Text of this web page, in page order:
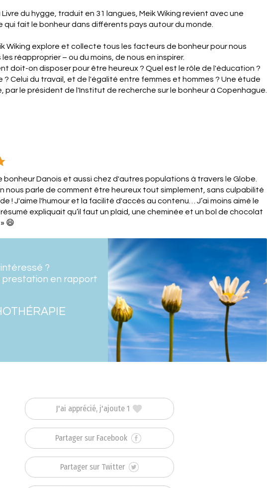
du hygge, traduit en 31 langues, Meik Wiking revient avec une
qui fait le bonheur dans différents pays autour du monde.
Wiking explore et collecte tous les facteurs de bonheur pour nous
réapproprier – ou du moins, de nous en inspirer.
doit-on disposer pour être heureux ? Quel est le rôle de l'éducation ?
? Celui du travail, et de l'égalité entre femmes et hommes ? Une étude
par le président de l'Institut de recherche sur le bonheur à Copenhague.
bonheur Danois et aussi chez d'autres populations à travers le Globe.
nous parle de comment être heureux tout simplement, sans culpabilité
! J'aime l'humour et la facilité d'accès au contenu… J’ai moins aimé le
expliquait qu’il faut un plaid, une cheminée et un bol de chocolat
😄
?
prestation en rapport
J'ai apprécié, j'ajoute 1
Partager sur Facebook
Partager sur Twitter